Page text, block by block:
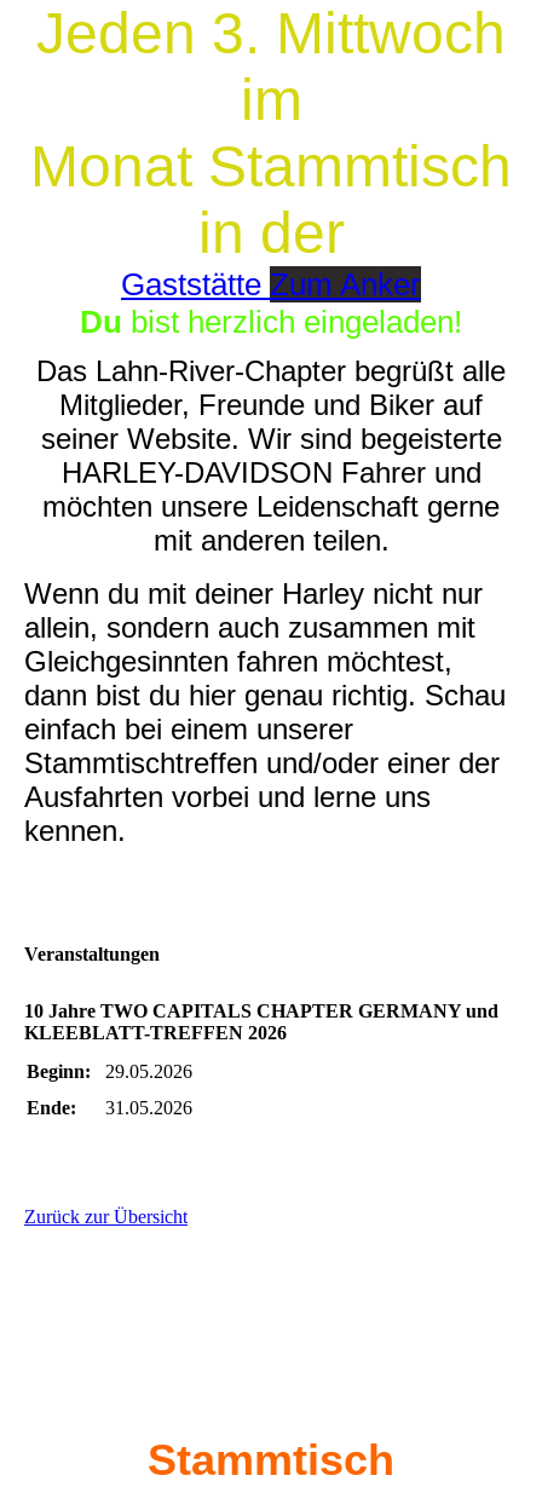
Jeden 3. Mittwoch
im
Monat Stammtisch
in der
Gaststätte Zum Anker
Du bist herzlich eingeladen!
Das Lahn-River-Chapter begrüßt alle
Mitglieder, Freunde und Biker auf
seiner Website. Wir sind begeisterte
HARLEY-DAVIDSON Fahrer und
möchten unsere Leidenschaft gerne
mit anderen teilen.
Wenn du mit deiner Harley nicht nur
allein, sondern auch zusammen mit
Gleichgesinnten fahren möchtest,
dann bist du hier genau richtig. Schau
einfach bei einem unserer
Stammtischtreffen und/oder einer der
Ausfahrten vorbei und lerne uns
kennen.
Veranstaltungen
10 Jahre TWO CAPITALS CHAPTER GERMANY und
KLEEBLATT-TREFFEN 2026
Beginn:
29.05.2026
Ende:
31.05.2026
Zurück zur Übersicht
Stammtisch